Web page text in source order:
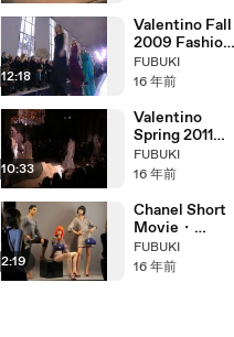
(full)
12:18
Valentino Fall
2009 Fashion
Show (full)
FUBUKI
16 年前
10:33
Valentino
Spring 2011
Haute
Couture
(full)
FUBUKI
16 年前
2:19
Chanel Short
Movie・
Window World
FUBUKI
16 年前